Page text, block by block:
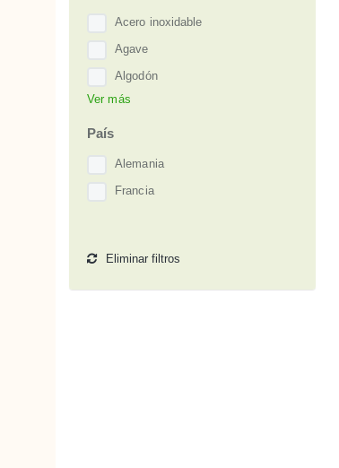
Acero inoxidable
Agave
Algodón
Boj
Fresno
Haya
Tilo
Ver más
País
Alemania
Francia
Eliminar filtros